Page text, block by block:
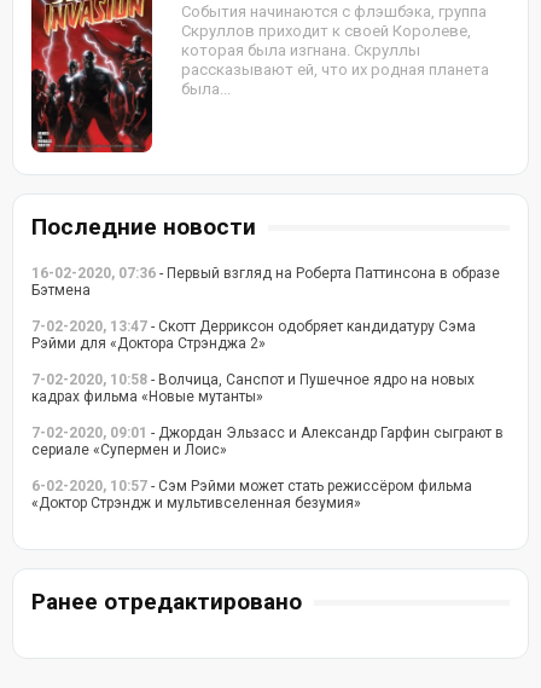
События начинаются с флэшбэка, группа
Скруллов приходит к своей Королеве,
которая была изгнана. Скруллы
рассказывают ей, что их родная планета
была...
Последние новости
16-02-2020, 07:36 - Первый взгляд на Роберта Паттинсона в образе
Бэтмена
7-02-2020, 13:47 - Скотт Дерриксон одобряет кандидатуру Сэма
Рэйми для «Доктора Стрэнджа 2»
7-02-2020, 10:58 - Волчица, Санспот и Пушечное ядро на новых
кадрах фильма «Новые мутанты»
7-02-2020, 09:01 - Джордан Эльзасс и Александр Гарфин сыграют в
сериале «Супермен и Лоис»
6-02-2020, 10:57 - Сэм Рэйми может стать режиссёром фильма
«Доктор Стрэндж и мультивселенная безумия»
Ранее отредактировано